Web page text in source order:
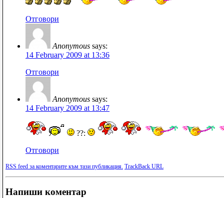
Отговори
Anonymous says:
14 February 2009 at 13:36
Отговори
Anonymous says:
14 February 2009 at 13:47
??:
Отговори
RSS feed за коментарите към тази публикация. TrackBack URL
Напиши коментар